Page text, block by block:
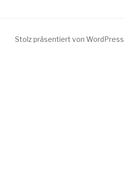
Stolz präsentiert von WordPress